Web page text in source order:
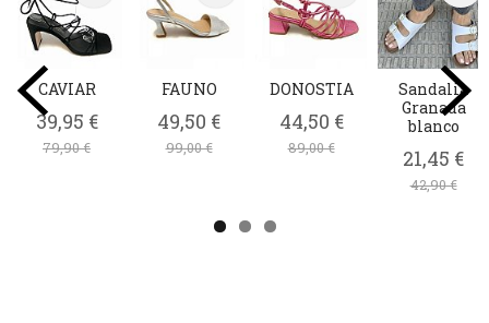
CAVIAR
39,95 €
79,90 €
FAUNO
49,50 €
99,00 €
DONOSTIA
44,50 €
89,00 €
Sandalia
Granada
blanco
21,45 €
42,90 €